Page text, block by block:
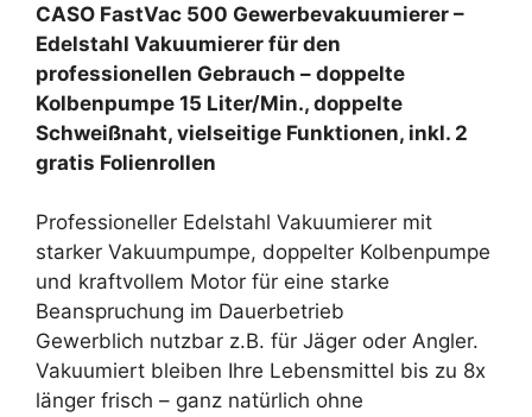
CASO FastVac 500 Gewerbevakuumierer –
Edelstahl Vakuumierer für den
professionellen Gebrauch – doppelte
Kolbenpumpe 15 Liter/Min., doppelte
Schweißnaht, vielseitige Funktionen, inkl. 2
gratis Folienrollen
Professioneller Edelstahl Vakuumierer mit
starker Vakuumpumpe, doppelter Kolbenpumpe
und kraftvollem Motor für eine starke
Beanspruchung im Dauerbetrieb
Gewerblich nutzbar z.B. für Jäger oder Angler.
Vakuumiert bleiben Ihre Lebensmittel bis zu 8x
länger frisch – ganz natürlich ohne